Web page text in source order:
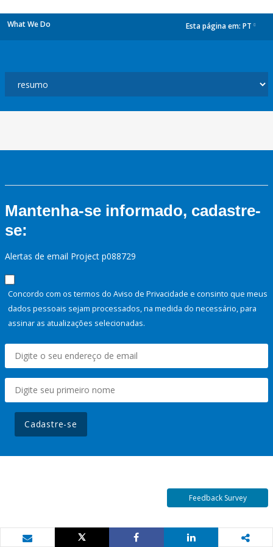
What We Do Esta página em: PT
Mantenha-se informado, cadastre-
se:
Alertas de email Project p088729
Concordo com os termos do Aviso de Privacidade e consinto que meus
dados pessoais sejam processados, na medida do necessário, para
assinar as atualizações selecionadas.
Cadastre-se
Feedback Survey